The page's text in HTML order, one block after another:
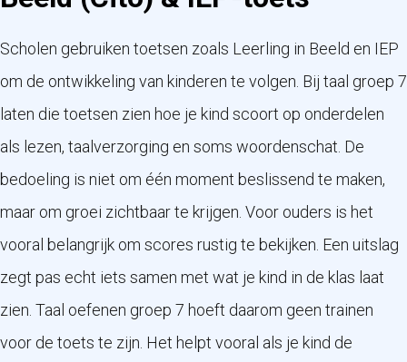
Scholen gebruiken toetsen zoals Leerling in Beeld en IEP
om de ontwikkeling van kinderen te volgen. Bij taal groep 7
laten die toetsen zien hoe je kind scoort op onderdelen
als lezen, taalverzorging en soms woordenschat. De
bedoeling is niet om één moment beslissend te maken,
maar om groei zichtbaar te krijgen. Voor ouders is het
vooral belangrijk om scores rustig te bekijken. Een uitslag
zegt pas echt iets samen met wat je kind in de klas laat
zien. Taal oefenen groep 7 hoeft daarom geen trainen
voor de toets te zijn. Het helpt vooral als je kind de